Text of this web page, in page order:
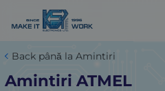
Back până la Amintiri
Amintiri ATMEL